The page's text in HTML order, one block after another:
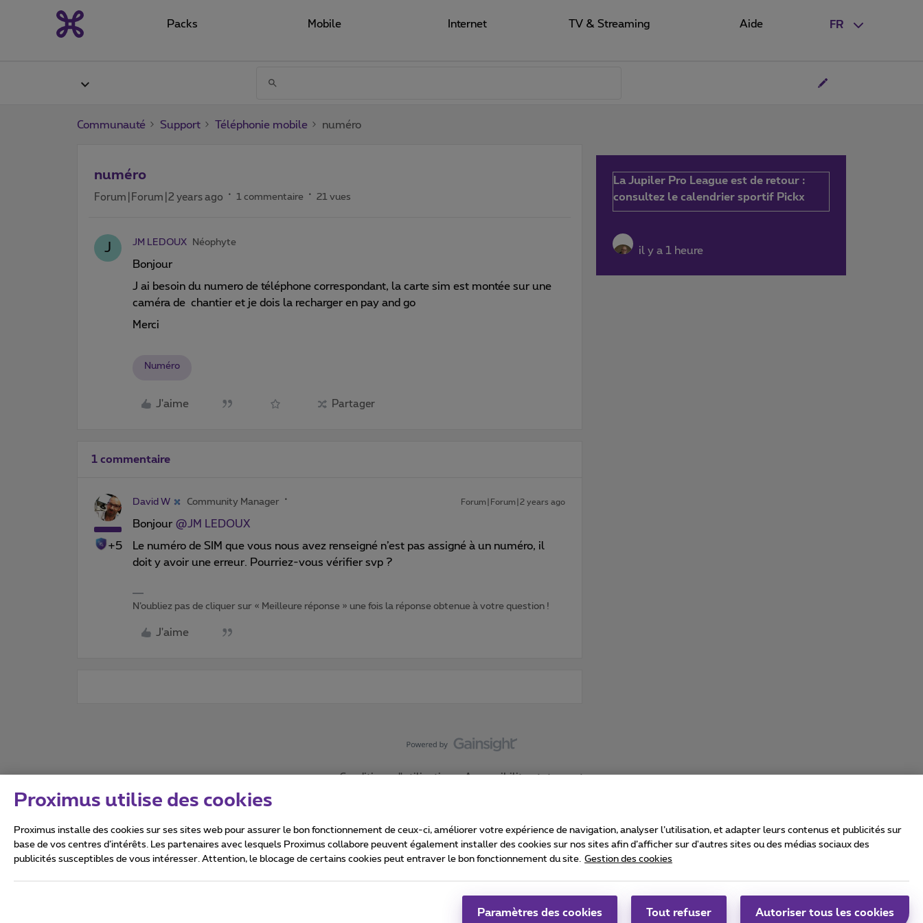
FR
Packs Mobile Internet TV & Streaming Aide
Communauté Support Téléphonie mobile numéro
numéro
Forum|Forum|2 years ago 1 commentaire 21 vues
J JM LEDOUX Néophyte
Bonjour
J ai besoin du numero de téléphone correspondant, la carte sim est montée sur une
caméra de chantier et je dois la recharger en pay and go
Merci
Numéro
J'aime Partager
1 commentaire
+5
David W Community Manager Forum|Forum|2 years ago
Bonjour @JM LEDOUX
Le numéro de SIM que vous nous avez renseigné n’est pas assigné à un numéro, il
doit y avoir une erreur. Pourriez-vous vérifier svp ?
N’oubliez pas de cliquer sur « Meilleure réponse » une fois la réponse obtenue à votre question !
J'aime
La Jupiler Pro League est de retour :
consultez le calendrier sportif Pickx
il y a 1 heure
Conditions d'utilisation Accessibility statement
Tous droits réservés. ©2026Proximus
Carrier & Wholesale Solutions
Proximus Group
|
Proximus utilise des cookies
Proximus installe des cookies sur ses sites web pour assurer le bon fonctionnement de ceux-ci, améliorer votre expérience de navigation, analyser l’utilisation, et adapter leurs contenus et publicités sur
base de vos centres d’intérêts. Les partenaires avec lesquels Proximus collabore peuvent également installer des cookies sur nos sites afin d’afficher sur d'autres sites ou des médias sociaux des
publicités susceptibles de vous intéresser. Attention, le blocage de certains cookies peut entraver le bon fonctionnement du site. Gestion des cookies
Paramètres des cookies Tout refuser Autoriser tous les cookies